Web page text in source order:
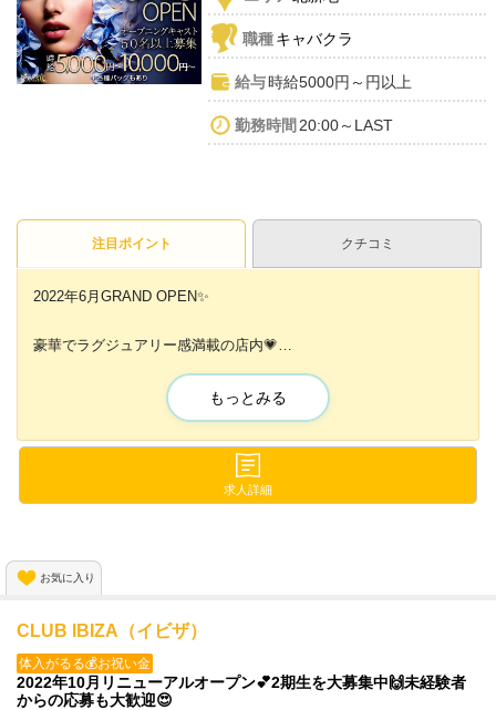
職種キャバクラ
給与時給5000円～円以上
勤務時間 20:00～LAST
注目ポイント クチコミ
2022年6月GRAND OPEN✨
豪華でラグジュアリー感満載の店内💗
オシゴトするテンションもきっとアガるはず⬆⬆
北新地でもトップクラスの高待遇＆高時給😆💕
あなた史上最高のお給料を手にしませんか？💎
もっとみる
求人詳細
お気に入り
CLUB IBIZA（イビザ）
体入がるる💰お祝い金
2022年10月リニューアルオープン💕2期生を大募集中🙌未経験者
からの応募も大歓迎😍